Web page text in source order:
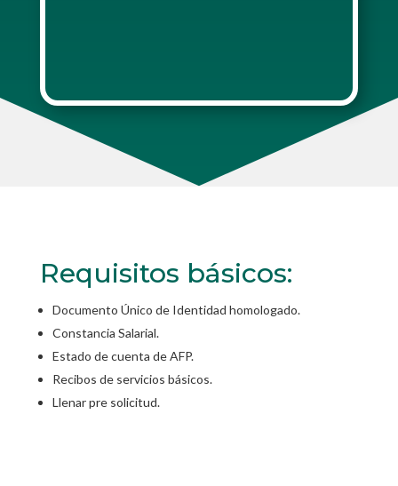
Requisitos básicos:
Documento Único de Identidad homologado.
Constancia Salarial.
Estado de cuenta de AFP.
Recibos de servicios básicos.
Llenar pre solicitud.